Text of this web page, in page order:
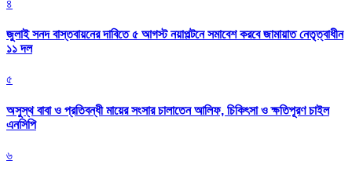
৪
জুলাই সনদ বাস্তবায়নের দাবিতে ৫ আগস্ট নয়াপল্টনে সমাবেশ করবে জামায়াত নেতৃত্বাধীন
১১ দল
৫
অসুস্থ বাবা ও প্রতিবন্ধী মায়ের সংসার চালাতেন আলিফ, চিকিৎসা ও ক্ষতিপূরণ চাইল
এনসিপি
৬